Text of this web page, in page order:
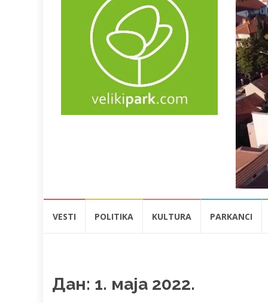
VESTI POLITIKA KULTURA PARKANCI
Дан: 1. маја 2022.